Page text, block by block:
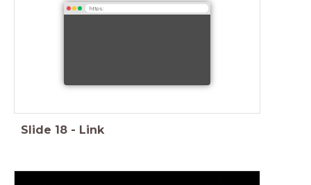
https:
Slide 18 - Link